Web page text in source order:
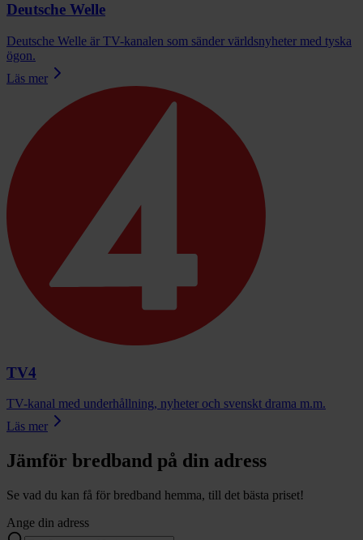
Deutsche Welle
Deutsche Welle är TV-kanalen som sänder världsnyheter med tyska
ögon.
Läs mer
TV4
TV-kanal med underhållning, nyheter och svenskt drama m.m.
Läs mer
Jämför bredband på din adress
Se vad du kan få för bredband hemma, till det bästa priset!
Ange din adress